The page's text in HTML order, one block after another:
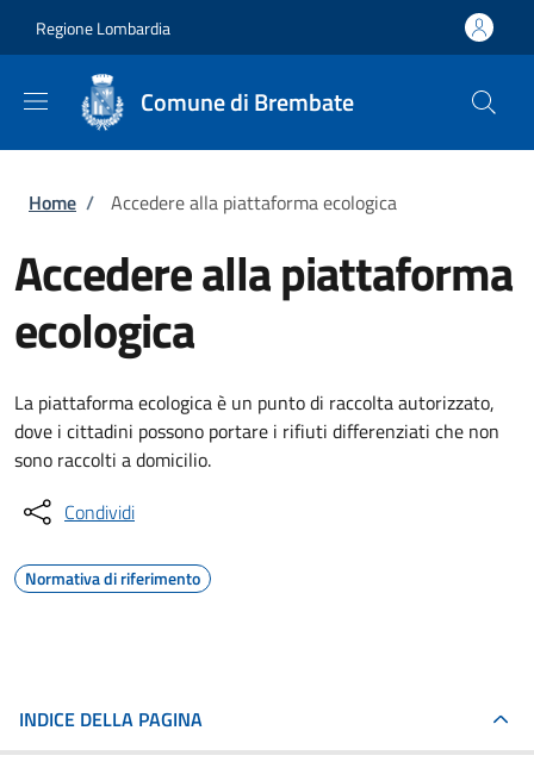
Regione Lombardia
Comune di Brembate
Briciole di pane
Home / Accedere alla piattaforma ecologica
Accedere alla piattaforma
ecologica
La piattaforma ecologica è un punto di raccolta autorizzato,
dove i cittadini possono portare i rifiuti differenziati che non
sono raccolti a domicilio.
Condividi
Normativa di riferimento
INDICE DELLA PAGINA